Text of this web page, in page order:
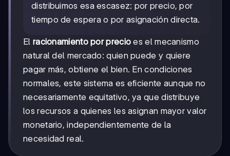
distribuimos esa escasez: por precio, por
tiempo de espera o por asignación directa.
El racionamiento por precio es el mecanismo
natural del mercado: quien puede y quiere
pagar más, obtiene el bien. En condiciones
normales, este sistema es eficiente aunque no
necesariamente equitativo, ya que distribuye
los recursos a quienes les asignan mayor valor
monetario, independientemente de la
necesidad real.